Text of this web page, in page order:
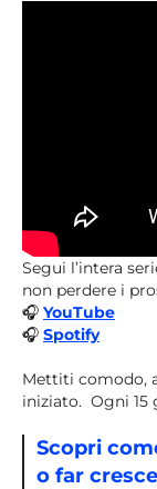
Segui l’intera
non perdere i
🎧 YouTube
🎧 Spotify
Mettiti comodo,
iniziato. Ogni 15
Scopri
o far